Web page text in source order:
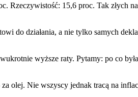
15,6 proc. Tak złych
do działania, a nie tylko samych
wyższe raty. Pytamy: po co
olej. Nie wszyscy jednak tracą na